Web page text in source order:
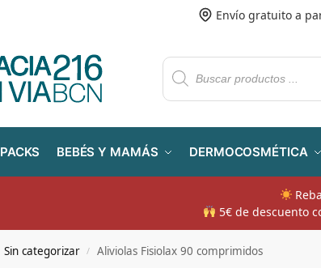
Envío gratuito a
PACKS BEBÉS Y MAMÁS DERMOCOSMÉTICA
5€ de descuento
Sin categorizar / Aliviolas Fisiolax 90 comprimidos